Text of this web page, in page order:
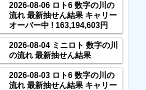
2026-08-06 ロト6 数字の川の
流れ 最新抽せん結果 キャリー
オーバー中 ! 163,194,603円
2026-08-04 ミニロト 数字の川
の流れ 最新抽せん結果
2026-08-03 ロト6 数字の川の
流れ 最新抽せん結果 キャリー